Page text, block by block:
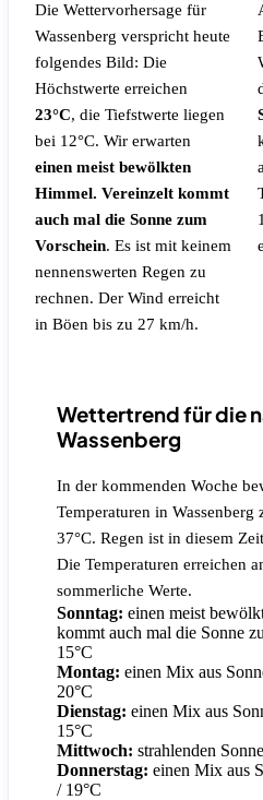
Die Wettervorhersage für
Wassenberg verspricht heute
folgendes Bild: Die
Höchstwerte erreichen
23°C, die Tiefstwerte liegen
bei 12°C. Wir erwarten
einen meist bewölkten
Himmel. Vereinzelt kommt
auch mal die Sonne zum
Vorschein. Es ist mit keinem
nennenswerten Regen zu
rechnen. Der Wind erreicht
in Böen bis zu 27 km/h.
Wettertrend für die
Wassenberg
In der kommenden Woche
Temperaturen in Wassenberg
37°C. Regen ist in diesem
Die Temperaturen erreichen
sommerliche Werte.
Sonntag: einen meist
kommt auch mal die Sonne
15°C
Montag: einen Mix aus
20°C
Dienstag: einen Mix aus
15°C
Mittwoch: strahlenden
Donnerstag: einen Mix aus
/ 19°C